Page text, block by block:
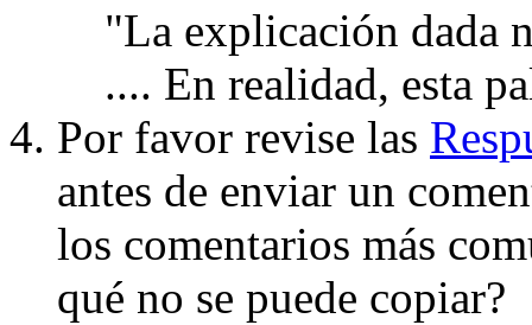
"La explicación dada
.... En realidad, esta
Por favor revise las
antes de enviar un
los comentarios más
qué no se puede copiar?